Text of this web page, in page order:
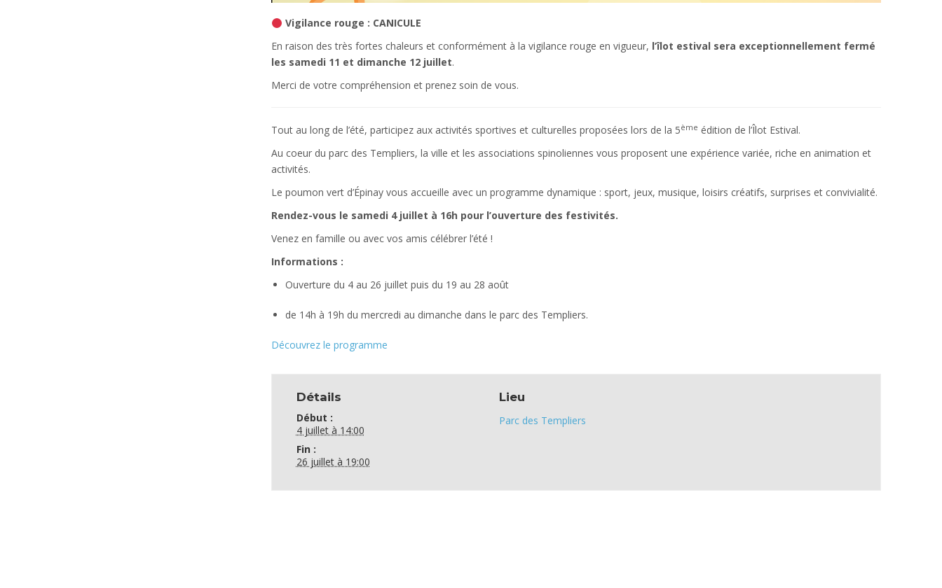
Vigilance rouge : CANICULE
En raison des très fortes chaleurs et conformément à la vigilance rouge en vigueur, l’îlot estival sera exceptionnellement fermé
les samedi 11 et dimanche 12 juillet.
Merci de votre compréhension et prenez soin de vous.
Tout au long de l’été, participez aux activités sportives et culturelles proposées lors de la 5ème édition de l’Îlot Estival.
Au coeur du parc des Templiers, la ville et les associations spinoliennes vous proposent une expérience variée, riche en animation et
activités.
Le poumon vert d’Épinay vous accueille avec un programme dynamique : sport, jeux, musique, loisirs créatifs, surprises et convivialité.
Rendez-vous le samedi 4 juillet à 16h pour l’ouverture des festivités.
Venez en famille ou avec vos amis célébrer l’été !
Informations :
Ouverture du 4 au 26 juillet puis du 19 au 28 août
de 14h à 19h du mercredi au dimanche dans le parc des Templiers.
Découvrez le programme
Détails
Début :
4 juillet à 14:00
Fin :
26 juillet à 19:00
Lieu
Parc des Templiers